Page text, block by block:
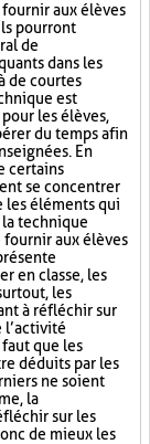
aux élèves
pourront
de
dans les
de courtes
est
les élèves,
du temps afin
En
certains
se concentrer
les éléments qui
la technique
aux élèves
en classe, les
les
à réfléchir sur
l’activité
que les
déduits par les
ne soient
la
sur les
de mieux les